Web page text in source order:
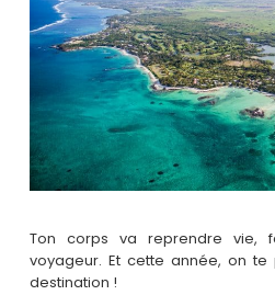
Ton corps va reprendre vie,
voyageur. Et cette année, on te
destination !